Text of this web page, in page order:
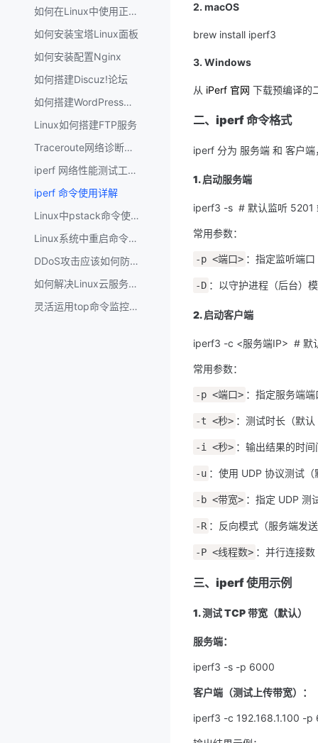
如何在Linux中使用正则表达式
如何安装宝塔Linux面板
如何安装配置Nginx
如何搭建Discuz!论坛
如何搭建WordPress站点
Linux如何搭建FTP服务
Traceroute网络诊断工具详解
iperf 网络性能测试工具原理详解
iperf 命令使用详解
Linux中pstack命令使用指南
Linux系统中重启命令有哪些？
DDoS攻击应该如何防御？
如何解决Linux云服务器提示存储空间不足
灵活运用top命令监控Linux系统
2. macOS
brew install iperf3
3. Windows
从 iPerf 官网 下载预编译的
二、iperf 命令格式
iperf 分为 服务端 和 客户
1. 启动服务端
iperf3 -s  # 默认监听 5201
常用参数：
-p <端口> ：指定监听端
-D ：以守护进程（后台）
2. 启动客户端
iperf3 -c <服务端IP>  # 默
常用参数：
-p <端口> ：指定服务端
-t <秒> ：测试时长（默
-i <秒> ：输出结果的时
-u ：使用 UDP 协议测试
-b <带宽> ：指定 UDP 测
-R ：反向模式（服务端发
-P <线程数> ：并行连接
三、iperf 使用示例
1. 测试 TCP 带宽（默认）
服务端：
iperf3 -s -p 6000
客户端（测试上传带宽）：
iperf3 -c 192.168.1.100 -